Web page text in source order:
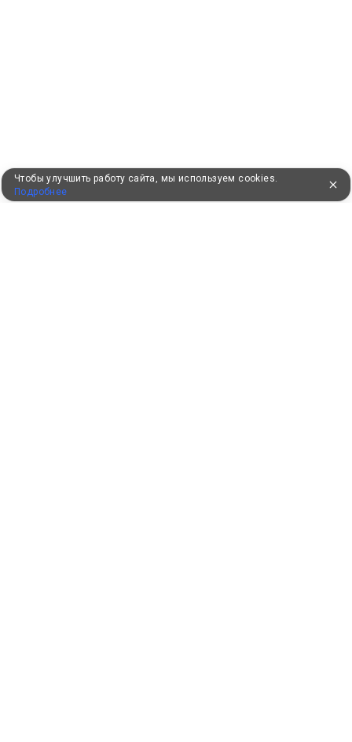
Чтобы улучшить работу сайта, мы используем cookies.
Подробнее